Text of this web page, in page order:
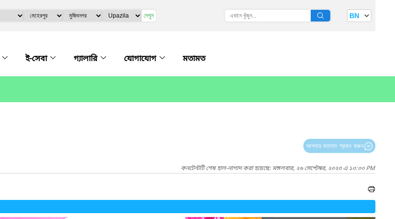
দেখুন BN
ই-সেবা গ্যালারি যোগাযোগ মতামত
আপনার মতামত প্রদান করুন
কনটেন্টটি শেষ হাল-নাগাদ করা হয়েছে: মঙ্গলবার, ২৬ সেপ্টেম্বর, ২০২৩ এ ১০:০০ PM